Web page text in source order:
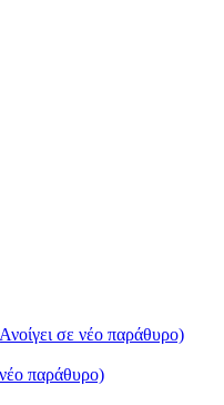
σε νέο παράθυρο)
παράθυρο)